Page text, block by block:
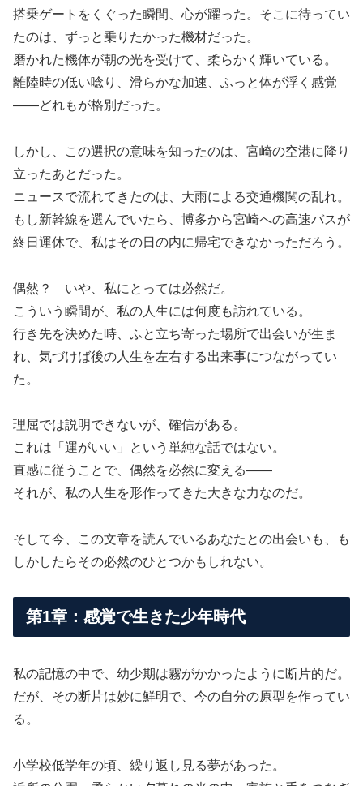
搭乗ゲートをくぐった瞬間、心が躍った。そこに待ってい
たのは、ずっと乗りたかった機材だった。
磨かれた機体が朝の光を受けて、柔らかく輝いている。
離陸時の低い唸り、滑らかな加速、ふっと体が浮く感覚
――どれもが格別だった。
しかし、この選択の意味を知ったのは、宮崎の空港に降り
立ったあとだった。
ニュースで流れてきたのは、大雨による交通機関の乱れ。
もし新幹線を選んでいたら、博多から宮崎への高速バスが
終日運休で、私はその日の内に帰宅できなかっただろう。
偶然？ いや、私にとっては必然だ。
こういう瞬間が、私の人生には何度も訪れている。
行き先を決めた時、ふと立ち寄った場所で出会いが生ま
れ、気づけば後の人生を左右する出来事につながってい
た。
理屈では説明できないが、確信がある。
これは「運がいい」という単純な話ではない。
直感に従うことで、偶然を必然に変える――
それが、私の人生を形作ってきた大きな力なのだ。
そして今、この文章を読んでいるあなたとの出会いも、も
しかしたらその必然のひとつかもしれない。
第1章：感覚で生きた少年時代
私の記憶の中で、幼少期は霧がかかったように断片的だ。
だが、その断片は妙に鮮明で、今の自分の原型を作ってい
る。
小学校低学年の頃、繰り返し見る夢があった。